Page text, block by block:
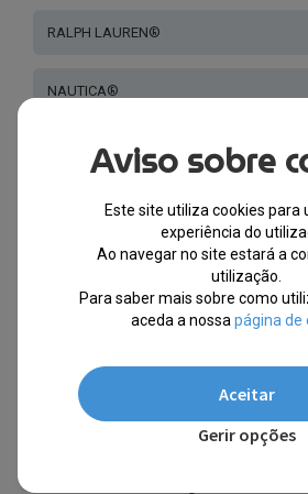
RALPH LAUREN®
NAUTICA®
CONVERSE®
MICHAEL KORS®
ADIDAS®
Aviso sobre
Este site utiliza cookies para
experiência do
Ao navegar no site estará a
utilização.
Para saber mais sobre como
aceda a nossa página de
Aceitar
Gerir opções